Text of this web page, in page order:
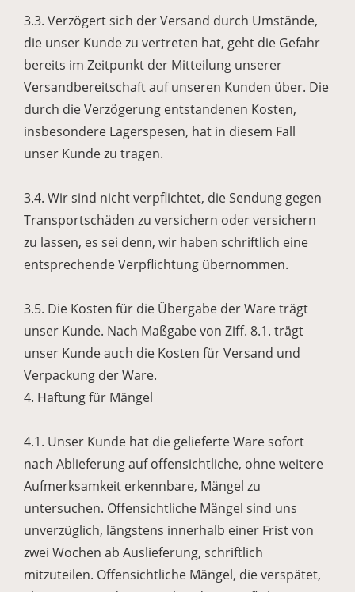
3.3. Verzögert sich der Versand durch Umstände,
die unser Kunde zu vertreten hat, geht die Gefahr
bereits im Zeitpunkt der Mitteilung unserer
Versandbereitschaft auf unseren Kunden über. Die
durch die Verzögerung entstandenen Kosten,
insbesondere Lagerspesen, hat in diesem Fall
unser Kunde zu tragen.
3.4. Wir sind nicht verpflichtet, die Sendung gegen
Transportschäden zu versichern oder versichern
zu lassen, es sei denn, wir haben schriftlich eine
entsprechende Verpflichtung übernommen.
3.5. Die Kosten für die Übergabe der Ware trägt
unser Kunde. Nach Maßgabe von Ziff. 8.1. trägt
unser Kunde auch die Kosten für Versand und
Verpackung der Ware.
4. Haftung für Mängel
4.1. Unser Kunde hat die gelieferte Ware sofort
nach Ablieferung auf offensichtliche, ohne weitere
Aufmerksamkeit erkennbare, Mängel zu
untersuchen. Offensichtliche Mängel sind uns
unverzüglich, längstens innerhalb einer Frist von
zwei Wochen ab Auslieferung, schriftlich
mitzuteilen. Offensichtliche Mängel, die verspätet,